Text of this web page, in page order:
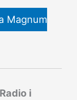
Magnum
i